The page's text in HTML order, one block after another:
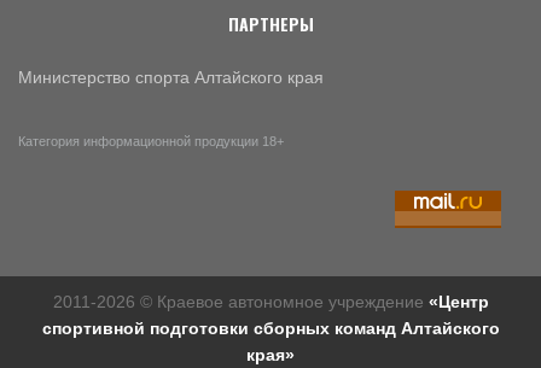
ПАРТНЕРЫ
Министерство спорта Алтайского края
Категория информационной продукции 18+
2011-2026 © Краевое автономное учреждение «Центр
спортивной подготовки сборных команд Алтайского
края»